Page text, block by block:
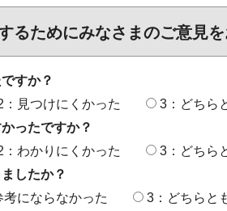
るためにみなさまのご意見
すか？
：見つけにくかった
3：どちら
ったですか？
：わかりにくかった
3：どちら
したか？
考にならなかった 3：どちらと